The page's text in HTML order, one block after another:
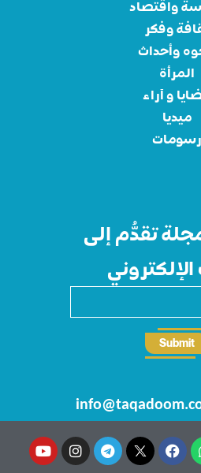
واقتصاد
وفكر
وأحداث
المرأة
و آراء
ميديا
رسومات
تقدُّم إلى
Submit